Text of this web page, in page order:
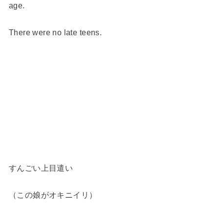
age.
There were no late teens.
すんごい上目遣い
（この娘がオキニイリ）